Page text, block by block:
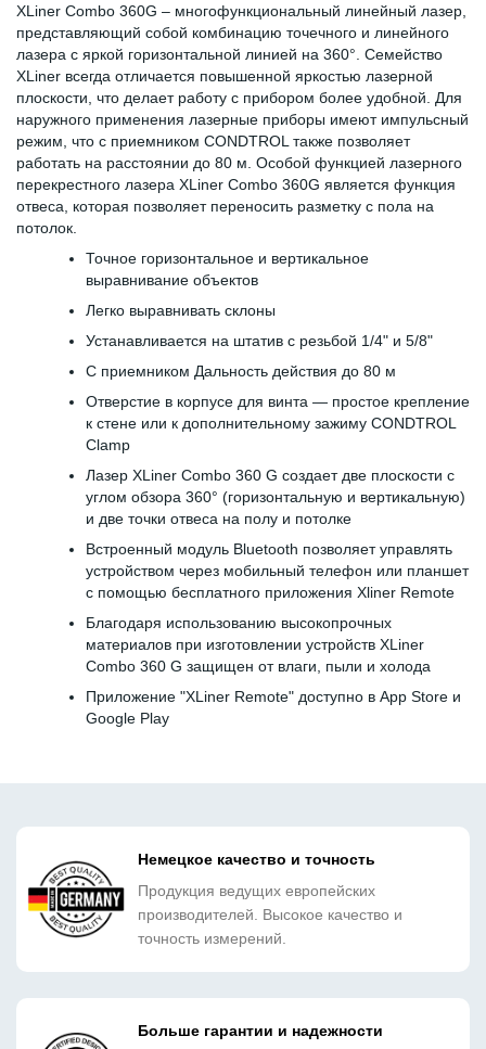
XLiner Combo 360G – многофункциональный линейный лазер,
представляющий собой комбинацию точечного и линейного
лазера с яркой горизонтальной линией на 360°. Семейство
XLiner всегда отличается повышенной яркостью лазерной
плоскости, что делает работу с прибором более удобной. Для
наружного применения лазерные приборы имеют импульсный
режим, что с приемником CONDTROL также позволяет
работать на расстоянии до 80 м. Особой функцией лазерного
перекрестного лазера XLiner Combo 360G является функция
отвеса, которая позволяет переносить разметку с пола на
потолок.
Точное горизонтальное и вертикальное
выравнивание объектов
Легко выравнивать склоны
Устанавливается на штатив с резьбой 1/4" и 5/8"
С приемником Дальность действия до 80 м
Отверстие в корпусе для винта — простое крепление
к стене или к дополнительному зажиму CONDTROL
Clamp
Лазер XLiner Combo 360 G создает две плоскости с
углом обзора 360° (горизонтальную и вертикальную)
и две точки отвеса на полу и потолке
Встроенный модуль Bluetooth позволяет управлять
устройством через мобильный телефон или планшет
с помощью бесплатного приложения Xliner Remote
Благодаря использованию высокопрочных
материалов при изготовлении устройств XLiner
Combo 360 G защищен от влаги, пыли и холода
Приложение "XLiner Remote" доступно в App Store и
Google Play
Немецкое качество и точность
Продукция ведущих европейских
производителей. Высокое качество и
точность измерений.
Больше гарантии и надежности